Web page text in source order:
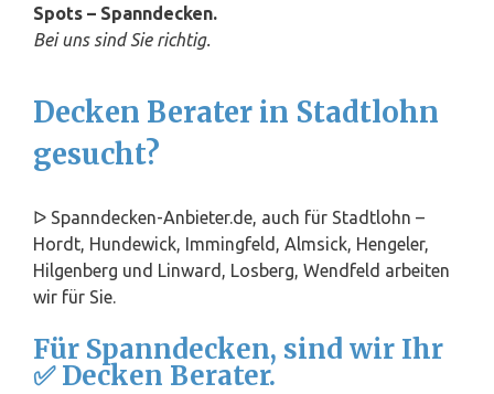
Spots – Spanndecken.
Bei uns sind Sie richtig.
Decken Berater in Stadtlohn
gesucht?
ᐅ Spanndecken-Anbieter.de, auch für Stadtlohn –
Hordt, Hundewick, Immingfeld, Almsick, Hengeler,
Hilgenberg und Linward, Losberg, Wendfeld arbeiten
wir für Sie.
Für Spanndecken, sind wir Ihr
✅ Decken Berater.